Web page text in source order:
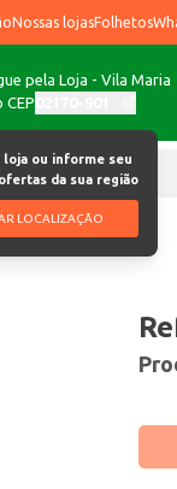
Nossas lojasFolhetos
pela Loja - Vila Maria
CEP
loja ou informe seu
da sua região
LOCALIZAÇÃO
Chocolates